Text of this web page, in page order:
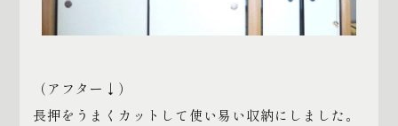
（アフター↓）
長押をうまくカットして使い易い収納にしました。